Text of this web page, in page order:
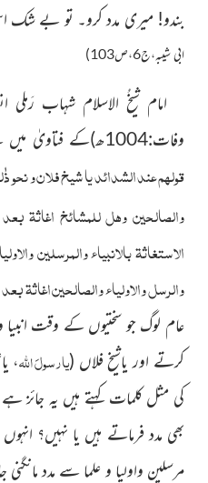
بندو! میری مدد کرو۔ تو بے شک
ابی شیبہ،ج6،ص103)
امام شیخُ الاسلام شہاب رَملی
وفات:1004ھ)
کے فتاویٰ
قولھم عند الشدائد یا شیخ فلان و نحو
والصالحین وھل للمشائخ اغاثۃ
الاستغاثۃ بالانبیاء والمرسلین
والرسل والاولیاء والصالحین اغاثۃ
عام لوگ جو سختیوں کے وقت انبیا
کرتے اور یاشیخ فلاں (یارسولَاللہ،
کی مثل کلمات کہتے ہیں یہ جائز
بھی مدد فرماتے ہیں یا نہیں؟
مرسلین واولیا و علما سے مدد